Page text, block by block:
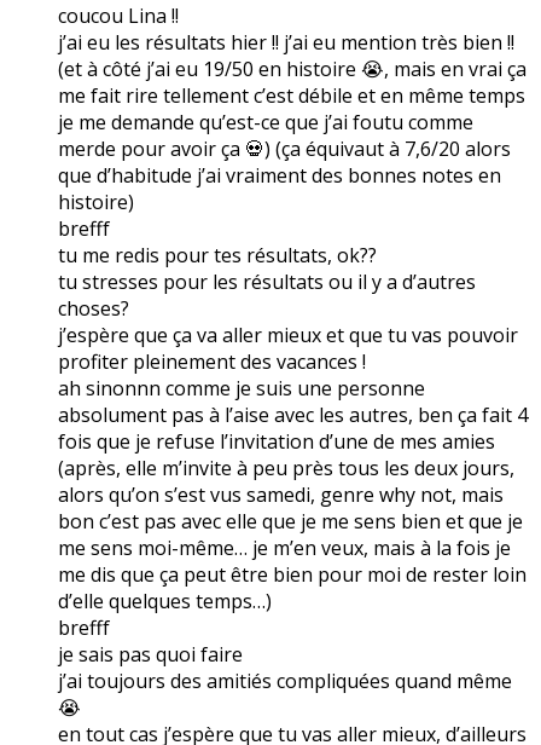
coucou Lina !!
j’ai eu les résultats hier !! j’ai eu mention très bien !!
(et à côté j’ai eu 19/50 en histoire 😭, mais en vrai ça
me fait rire tellement c’est débile et en même temps
je me demande qu’est-ce que j’ai foutu comme
merde pour avoir ça 💀) (ça équivaut à 7,6/20 alors
que d’habitude j’ai vraiment des bonnes notes en
histoire)
brefff
tu me redis pour tes résultats, ok??
tu stresses pour les résultats ou il y a d’autres
choses?
j’espère que ça va aller mieux et que tu vas pouvoir
profiter pleinement des vacances !
ah sinonnn comme je suis une personne
absolument pas à l’aise avec les autres, ben ça fait 4
fois que je refuse l’invitation d’une de mes amies
(après, elle m’invite à peu près tous les deux jours,
alors qu’on s’est vus samedi, genre why not, mais
bon c’est pas avec elle que je me sens bien et que je
me sens moi-même… je m’en veux, mais à la fois je
me dis que ça peut être bien pour moi de rester loin
d’elle quelques temps…)
brefff
je sais pas quoi faire
j’ai toujours des amitiés compliquées quand même
😭
en tout cas j’espère que tu vas aller mieux, d’ailleurs